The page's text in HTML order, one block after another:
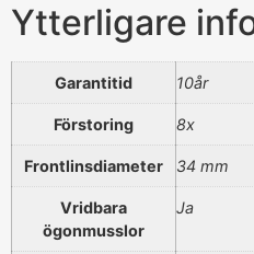
Ytterligare
Garantitid 10år
Förstoring 8x
Frontlinsdiameter 34 mm
Vridbara
ögonmusslor
Ja